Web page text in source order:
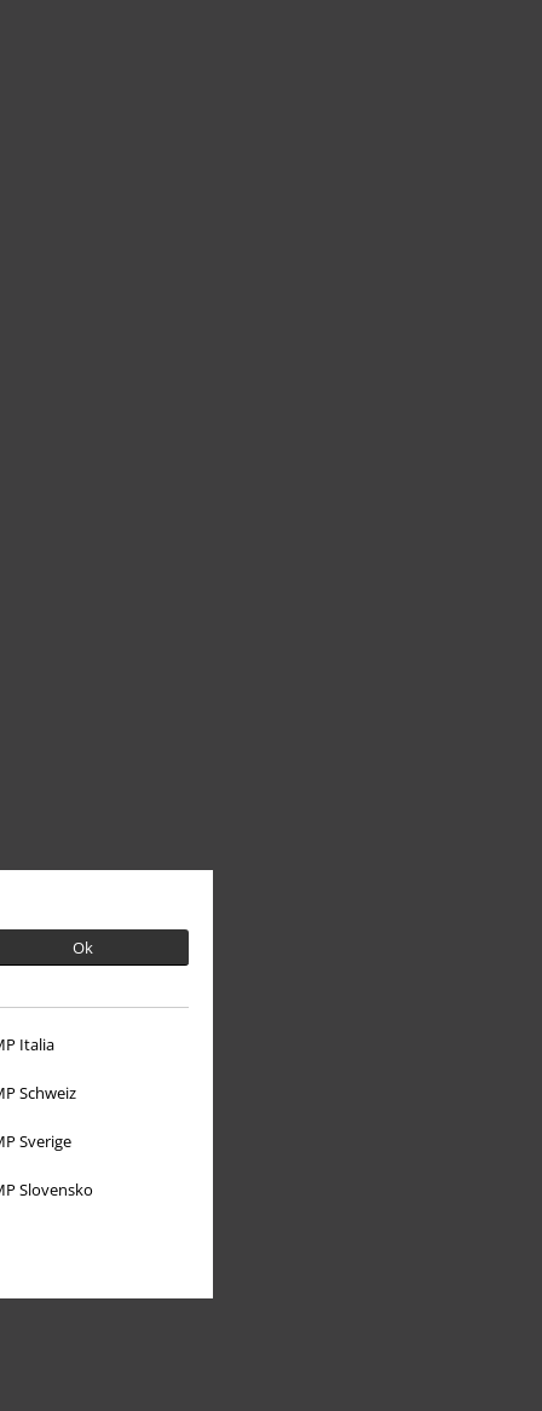
Ok
Italia
Schweiz
Sverige
Slovensko